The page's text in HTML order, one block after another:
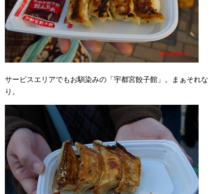
サービスエリアでもお馴染みの「宇都宮餃子館」。まぁそれな
り。